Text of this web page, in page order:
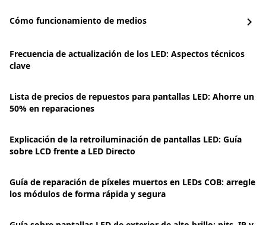
Cómo funcionamiento de medios chevron_right
Frecuencia de actualización de los LED: Aspectos técnicos
clave
Lista de precios de repuestos para pantallas LED: Ahorre un
50% en reparaciones
Explicación de la retroiluminación de pantallas LED: Guía
sobre LCD frente a LED Directo
Guía de reparación de píxeles muertos en LEDs COB: arregle
los módulos de forma rápida y segura